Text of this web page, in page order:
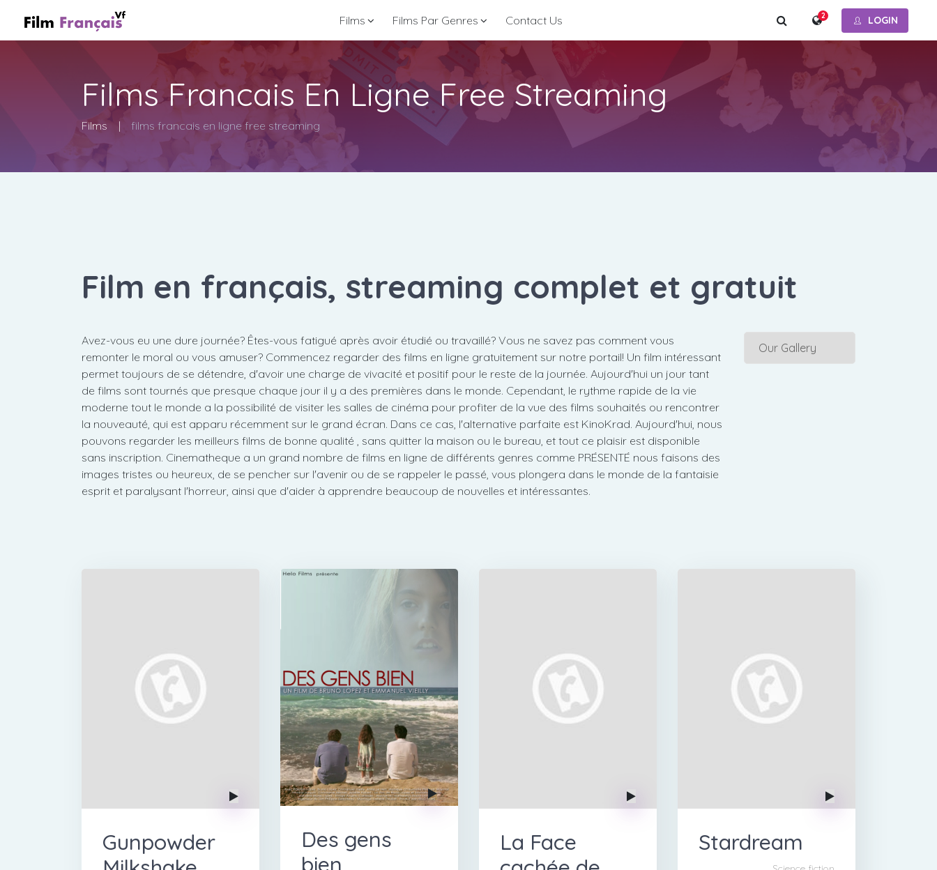
Films Films Par Genres Contact Us 2 LOGIN
Films Francais En Ligne Free Streaming
Films films francais en ligne free streaming
Film en français, streaming complet et gratuit
Avez-vous eu une dure journée? Êtes-vous fatigué après avoir étudié ou travaillé? Vous ne savez pas comment vous
remonter le moral ou vous amuser? Commencez regarder des films en ligne gratuitement sur notre portail! Un film intéressant
permet toujours de se détendre, d'avoir une charge de vivacité et positif pour le reste de la journée. Aujourd'hui un jour tant
de films sont tournés que presque chaque jour il y a des premières dans le monde. Cependant, le rythme rapide de la vie
moderne tout le monde a la possibilité de visiter les salles de cinéma pour profiter de la vue des films souhaités ou rencontrer
la nouveauté, qui est apparu récemment sur le grand écran. Dans ce cas, l'alternative parfaite est KinoKrad. Aujourd'hui, nous
pouvons regarder les meilleurs films de bonne qualité , sans quitter la maison ou le bureau, et tout ce plaisir est disponible
sans inscription. Cinematheque a un grand nombre de films en ligne de différents genres comme PRÉSENTÉ nous faisons des
images tristes ou heureux, de se pencher sur l'avenir ou de se rappeler le passé, vous plongera dans le monde de la fantaisie
esprit et paralysant l'horreur, ainsi que d'aider à apprendre beaucoup de nouvelles et intéressantes.
Gunpowder
Des gens
bien
La Face
Stardream